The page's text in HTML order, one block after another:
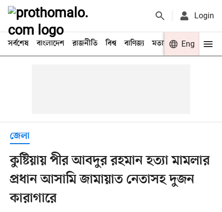
Login
সর্বশেষ বাংলাদেশ রাজনীতি বিশ্ব বাণিজ্য মতামত খেলা
Eng
জেলা
কুষ্টিয়ায় পীর আবদুর রহমান হত্যা মামলার
প্রধান আসামি জামায়াত নেতাসহ দুজন
কারাগারে